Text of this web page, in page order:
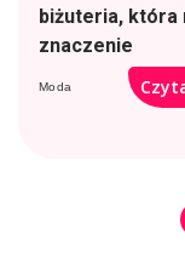
biżuteria, która
znaczenie
Moda